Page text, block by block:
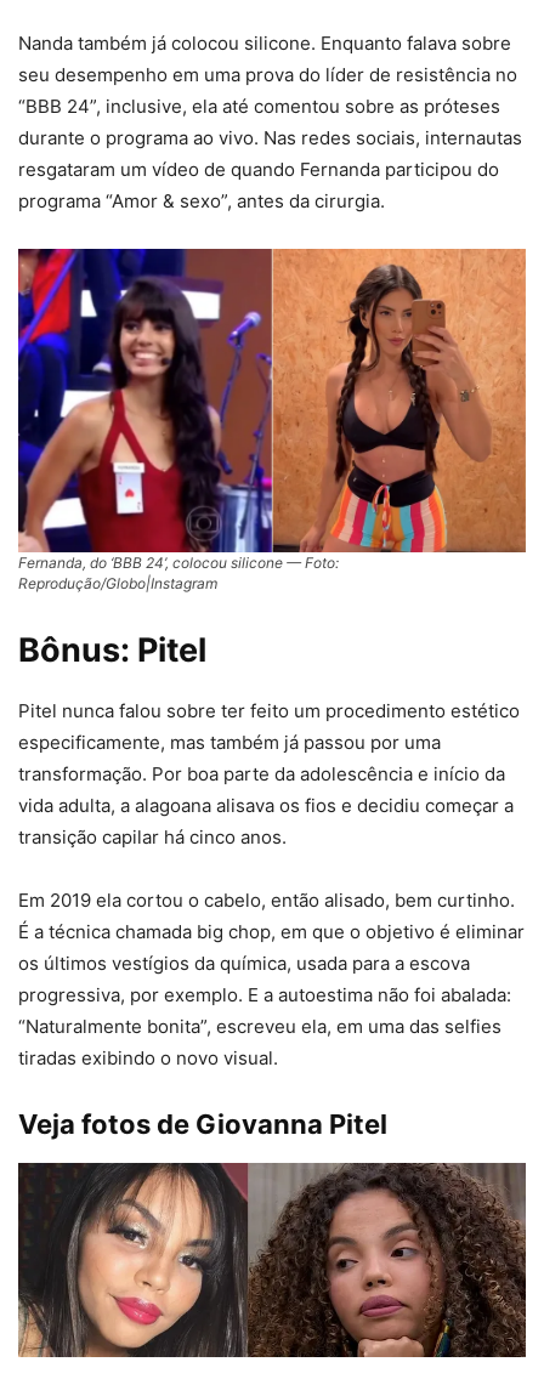
Nanda também já colocou silicone. Enquanto falava sobre
seu desempenho em uma prova do líder de resistência no
“BBB 24”, inclusive, ela até comentou sobre as próteses
durante o programa ao vivo. Nas redes sociais, internautas
resgataram um vídeo de quando Fernanda participou do
programa “Amor & sexo”, antes da cirurgia.
Fernanda, do ‘BBB 24’, colocou silicone — Foto:
Reprodução/Globo|Instagram
Bônus: Pitel
Pitel nunca falou sobre ter feito um procedimento estético
especificamente, mas também já passou por uma
transformação. Por boa parte da adolescência e início da
vida adulta, a alagoana alisava os fios e decidiu começar a
transição capilar há cinco anos.
Em 2019 ela cortou o cabelo, então alisado, bem curtinho.
É a técnica chamada big chop, em que o objetivo é eliminar
os últimos vestígios da química, usada para a escova
progressiva, por exemplo. E a autoestima não foi abalada:
“Naturalmente bonita”, escreveu ela, em uma das selfies
tiradas exibindo o novo visual.
Veja fotos de Giovanna Pitel